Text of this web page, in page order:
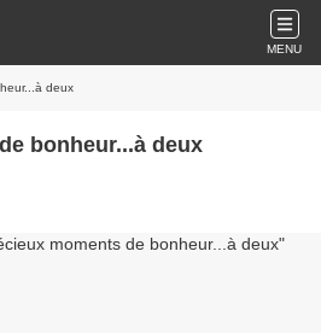
MENU
deux
bonheur...à deux